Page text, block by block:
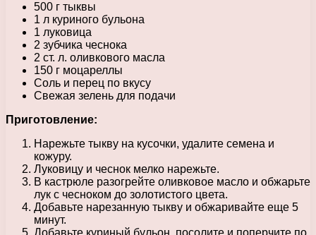
500 г тыквы
1 л куриного бульона
1 луковица
2 зубчика чеснока
2 ст. л. оливкового масла
150 г моцареллы
Соль и перец по вкусу
Свежая зелень для подачи
Приготовление:
Нарежьте тыкву на кусочки, удалите семена и
кожуру.
Луковицу и чеснок мелко нарежьте.
В кастрюле разогрейте оливковое масло и обжарьте
лук с чесноком до золотистого цвета.
Добавьте нарезанную тыкву и обжаривайте еще 5
минут.
Добавьте куриный бульон, посолите и поперчите по